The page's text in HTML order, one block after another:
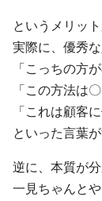
というメリッ
実際に、優秀
「こっちの方
「この方法は
「これは顧客
といった言葉
逆に、本質が
一見ちゃんと